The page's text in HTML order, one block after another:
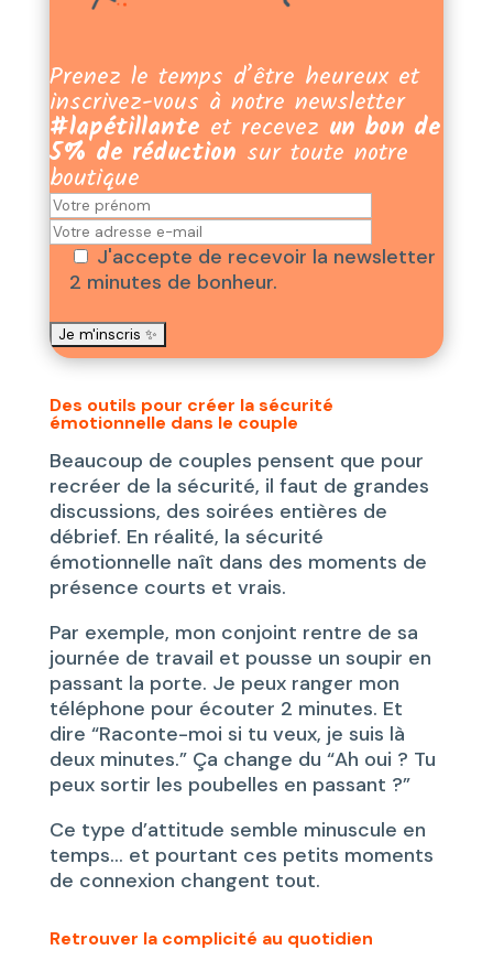
Prenez le temps d’être heureux et
inscrivez-vous à notre newsletter
#lapétillante et recevez un bon de
5% de réduction sur toute notre
boutique
J'accepte de recevoir la newsletter
2 minutes de bonheur.
Des outils pour créer la sécurité
émotionnelle dans le couple
Beaucoup de couples pensent que pour
recréer de la sécurité, il faut de grandes
discussions, des soirées entières de
débrief. En réalité, la sécurité
émotionnelle naît dans des moments de
présence courts et vrais.
Par exemple, mon conjoint rentre de sa
journée de travail et pousse un soupir en
passant la porte. Je peux ranger mon
téléphone pour écouter 2 minutes. Et
dire “Raconte-moi si tu veux, je suis là
deux minutes.” Ça change du “Ah oui ? Tu
peux sortir les poubelles en passant ?”
Ce type d’attitude semble minuscule en
temps… et pourtant ces petits moments
de connexion changent tout.
Retrouver la complicité au quotidien